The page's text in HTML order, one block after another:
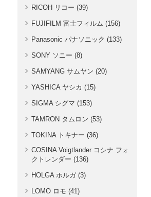
RICOH リコー (39)
FUJIFILM 富士フィルム (156)
Panasonic パナソニック (133)
SONY ソニー (8)
SAMYANG サムヤン (20)
YASHICA ヤシカ (15)
SIGMA シグマ (153)
TAMRON タムロン (53)
TOKINA トキナー (36)
COSINA Voigtlander コシナ フォ
クトレンダー (136)
HOLGA ホルガ (3)
LOMO ロモ (41)